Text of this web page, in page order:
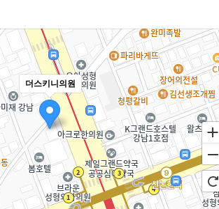
더스키니의원